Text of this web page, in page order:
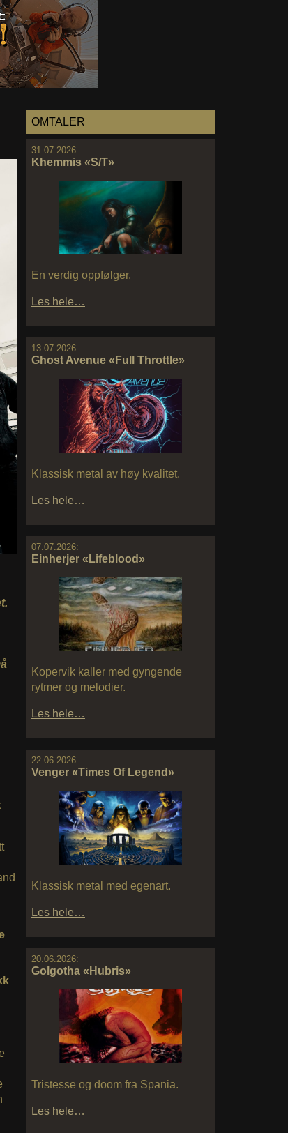
OMTALER
31.07.2026:
Khemmis «S/T»
En verdig oppfølger.
Les hele…
13.07.2026:
Ghost Avenue «Full Throttle»
Klassisk metal av høy kvalitet.
Les hele…
07.07.2026:
Einherjer «Lifeblood»
Kopervik kaller med gyngende
rytmer og melodier.
Les hele…
22.06.2026:
Venger «Times Of Legend»
Klassisk metal med egenart.
Les hele…
20.06.2026:
Golgotha «Hubris»
Tristesse og doom fra Spania.
Les hele…